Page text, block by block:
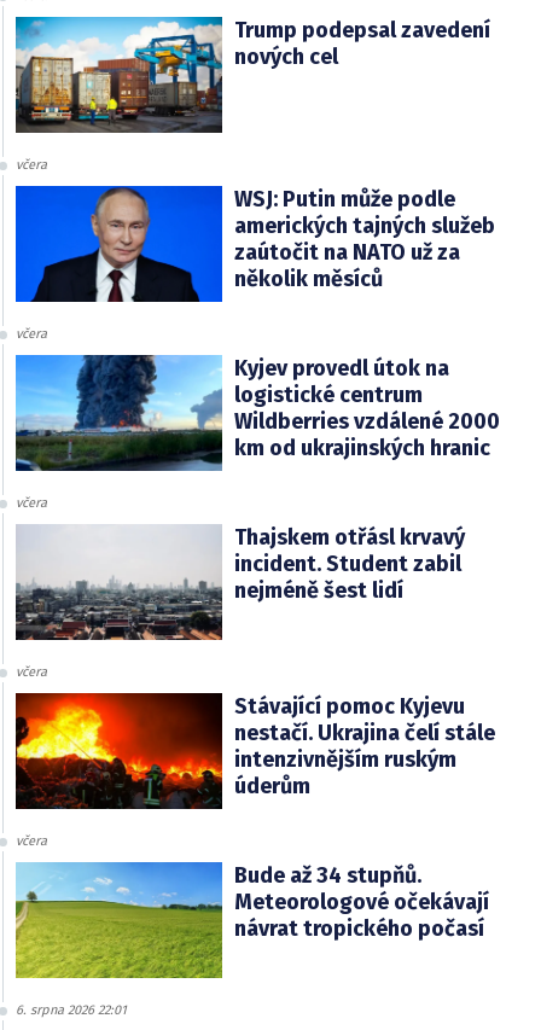
Trump podepsal zavedení
nových cel
včera
WSJ: Putin může podle
amerických tajných služeb
zaútočit na NATO už za
několik měsíců
včera
Kyjev provedl útok na
logistické centrum
Wildberries vzdálené 2000
km od ukrajinských hranic
včera
Thajskem otřásl krvavý
incident. Student zabil
nejméně šest lidí
včera
Stávající pomoc Kyjevu
nestačí. Ukrajina čelí stále
intenzivnějším ruským
úderům
včera
Bude až 34 stupňů.
Meteorologové očekávají
návrat tropického počasí
6. srpna 2026 22:01